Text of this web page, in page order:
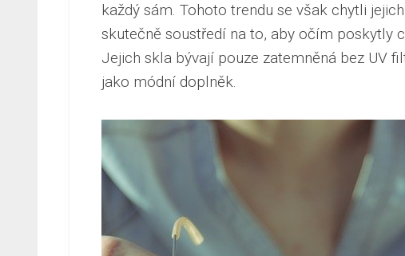
každý sám. Tohoto trendu se však chytli
skutečně soustředí na to, aby očím poskytly
Jejich skla bývají pouze zatemněná bez UV
jako módní doplněk.